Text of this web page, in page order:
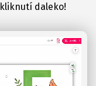
daleko!